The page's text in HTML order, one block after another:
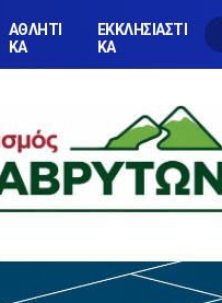
ΑΘΛΗΤΙ
ΚΑ
ΕΚΚΛΗΣΙΑΣΤΙ
ΚΑ